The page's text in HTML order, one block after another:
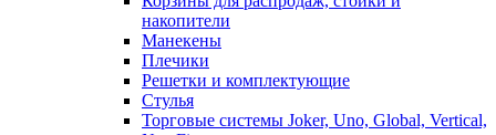
накопители
Манекены
Плечики
Решетки и комплектующие
Стулья
Торговые системы Joker, Uno, Global, Vertical,